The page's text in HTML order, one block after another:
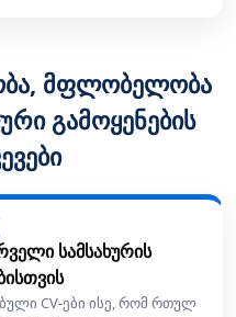
მფლობელობა
გამოყენების
სამსახურის
CV-ები ისე, რომ რთულ